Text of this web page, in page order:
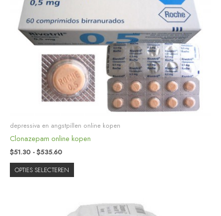
depressiva en angstpillen online kopen
Clonazepam online kopen
$51.30 - $535.60
OPTIES SELECTEREN
variaties.
Deze
optie
kan
gekozen
worden
op
de
productpagina
Dit